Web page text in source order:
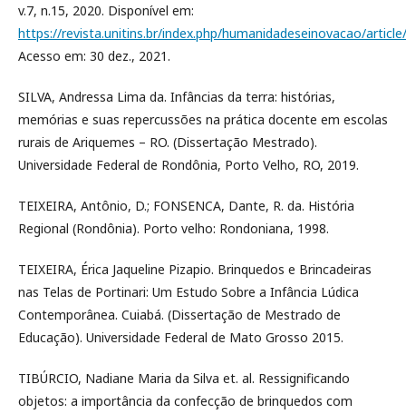
v.7, n.15, 2020. Disponível em:
https://revista.unitins.br/index.php/humanidadeseinovacao/
Acesso em: 30 dez., 2021.
SILVA, Andressa Lima da. Infâncias da terra: histórias,
memórias e suas repercussões na prática docente em escolas
rurais de Ariquemes – RO. (Dissertação Mestrado).
Universidade Federal de Rondônia, Porto Velho, RO, 2019.
TEIXEIRA, Antônio, D.; FONSENCA, Dante, R. da. História
Regional (Rondônia). Porto velho: Rondoniana, 1998.
TEIXEIRA, Érica Jaqueline Pizapio. Brinquedos e Brincadeiras
nas Telas de Portinari: Um Estudo Sobre a Infância Lúdica
Contemporânea. Cuiabá. (Dissertação de Mestrado de
Educação). Universidade Federal de Mato Grosso 2015.
TIBÚRCIO, Nadiane Maria da Silva et. al. Ressignificando
objetos: a importância da confecção de brinquedos com